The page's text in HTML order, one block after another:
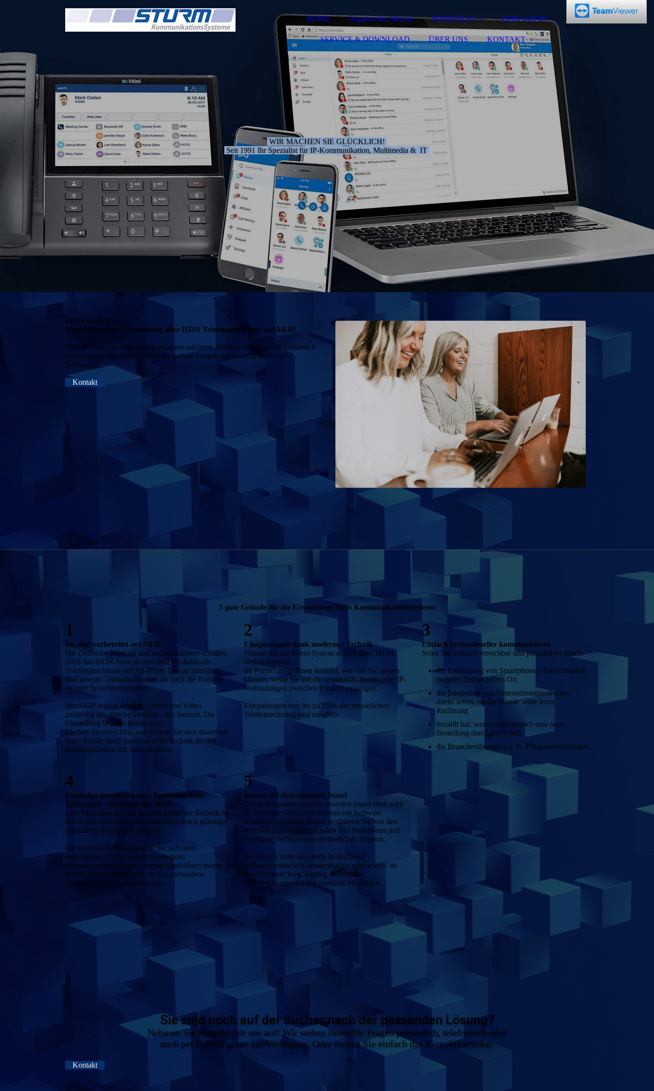
HOME Angebot des Monats PORTFOLIO ISDN wird IP!
SERVICE & DOWNLOAD ÜBER UNS KONTAKT
WIR MACHEN SIE GLÜCKLICH!
Seit 1991 Ihr Spezialist für IP-Kommunikation, Multimedia & IT
ISDN wird IP!
Mitel Migration - Umstellung aller ISDN Telefonanschlüsse auf All-IP
Falls Sie mehr zu dem Thema erfahren möchten, können Sie uns gerne persönlich
kontaktieren. Wir stehen Ihnen für weitere Fragen selbstverständlich zur
Verfügung.
Kontakt
5 gute Gründe für die Erneuerung Ihres Kommunikationssystems
1
Sie sind vorbereitet auf All-IP
Die Deutsche Telekom und andere Anbieter schalten
2018 das ISDN-Netz ab und stellt bis dahin alle
Telefonanschlüsse auf All-IP um. Davon betroffen
sind sowohl Telekom-Kunden als auch die Kunden
anderer Sprachnetzanbieter.
Mit All-IP nutzen Sprache, Daten und Video
zukünftig das gleiche Medium - das Internet. Die
Umstellung beginnt bereits jetzt.
Bleiben Sie erreichbar und sichern Sie sich dauerhaft
Ihren Erfolg durch professionelle Technik für die
Kommunikation mit Ihren Kunden.
2
Einsparungen dank moderner Technik
Nutzen Sie mit Ihrem System aktuell teure ISDN-
Verbindungen?
Ihr Partner zeigt Ihnen konkret, wie viel Sie sparen
können, wenn Sie auf die neuen SIP-Trunks oder IP-
Verbindungen zwischen Filialen umsteigen.
Einsparungen von bis zu 25 % der monatlichen
Telefonrechnung sind möglich.
3
Einfach professioneller kommunizieren
Seien Sie jederzeit erreichbar und produktiver durch:
die Einbindung von Smartphones: Erreichbarkeit
zu jeder Zeit an jedem Ort
die Integration von Unternehmenssoftware:
direkt sehen, ob der Kunde seine letzte
Rechnung
bezahlt hat, wenn er telefonisch eine neue
Bestellung durchgeben will
die Branchenlösungen: z. B. Pflegeanwendungen
4
Einmalige Investition oder kontinuierliche
Zahlungen - Sie haben die Wahl!
Eine Migration auf den neusten Stand der Technik ist
durch eine einmalige Investition oder durch günstige
monatliche Zahlungen möglich.
Für welches Zahlungsmodell Sie sich auch
entscheiden – neben den (monatlichen)
Kostenvorteilen bei den Gesprächsgebühren sparen
Sie oft Investitionskosten, da Sie vorhandene
Endgeräte weiter nutzen können.
5
Immer auf dem neuesten Stand
Damit Sie immer auf dem neuesten Stand sind, wird
Ihr MiVoice Office 400 System mit Software
Assurance geliefert. Damit profitieren Sie von den
neuesten Leistungsmerkmalen und Funktionen und
den damit verbundenen verlässlichen Support.
Da wir uns mehr und mehr in Richtung
softwarezentrierte Kommunikation entwickeln, ist
dies der beste Weg, künftig unliebsame
Überraschungen (und Kosten) zu vermeiden.
Sie sind noch auf der Sucher nach der passenden Lösung?
Nehmen Sie Kontakt mit uns auf! Wir stehen Ihnen für Fragen persönlich, telefonisch oder
auch per E-Mail gerne zur Verfügung. Oder nutzen Sie einfach das Kontaktformular.
Kontakt